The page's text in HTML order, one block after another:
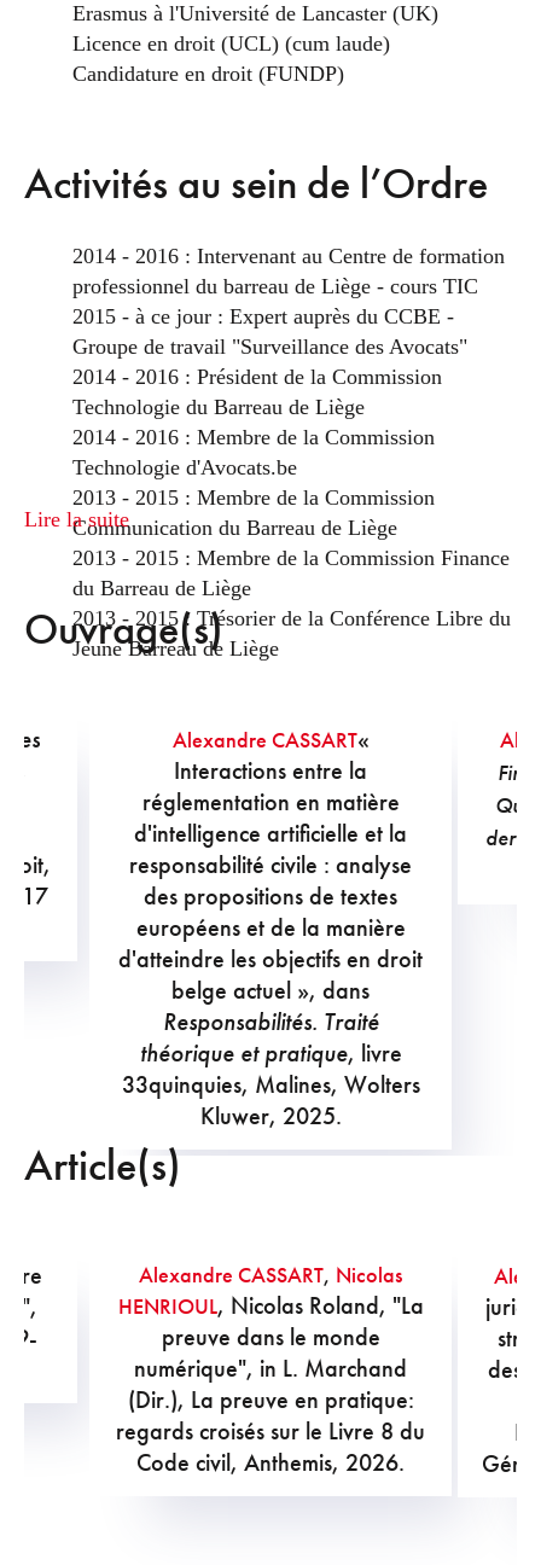
Erasmus à l'Université de Lancaster (UK)
Licence en droit (UCL) (cum laude)
Candidature en droit (FUNDP)
Activités au sein de l’Ordre
2014 - 2016 : Intervenant au Centre de formation
professionnel du barreau de Liège - cours TIC
2015 - à ce jour : Expert auprès du CCBE -
Groupe de travail "Surveillance des Avocats"
2014 - 2016 : Président de la Commission
Technologie du Barreau de Liège
2014 - 2016 : Membre de la Commission
Technologie d'Avocats.be
2013 - 2015 : Membre de la Commission
Communication du Barreau de Liège
2013 - 2015 : Membre de la Commission Finance
du Barreau de Liège
2013 - 2015 : Trésorier de la Conférence Libre du
Jeune Barreau de Liège
Lire la suite
Ouvrage(s)
Alexandre CASSART«
Interactions entre la
réglementation en matière
d'intelligence artificielle et la
responsabilité civile : analyse
des propositions de textes
européens et de la manière
d'atteindre les objectifs en droit
belge actuel », dans
Responsabilités. Traité
théorique et pratique, livre
33quinquies, Malines, Wolters
Kluwer, 2025.
Article(s)
Alexandre CASSART, Nicolas
HENRIOUL, Nicolas Roland, "La
preuve dans le monde
numérique", in L. Marchand
(Dir.), La preuve en pratique:
regards croisés sur le Livre 8 du
Code civil, Anthemis, 2026.
des